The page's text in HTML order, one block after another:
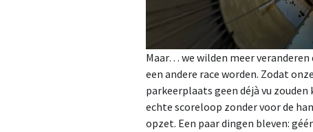
Maar… we wilden meer
een andere race worden. Zodat
parkeerplaats geen déjà vu
echte scoreloop zonder voor de
opzet. Een paar dingen bleven: